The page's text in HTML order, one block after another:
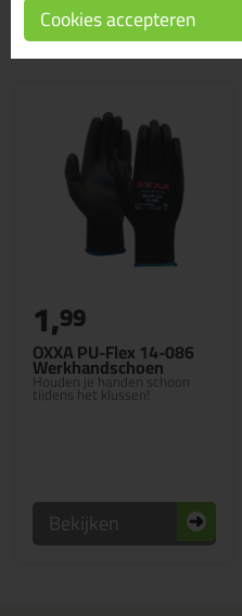
Gerelateerde
OXXA PU-Flex 14-086
Werkhandschoen
Houden je handen schoon
tijdens het klussen!
1,99
Bekijken
Cookies accepteren